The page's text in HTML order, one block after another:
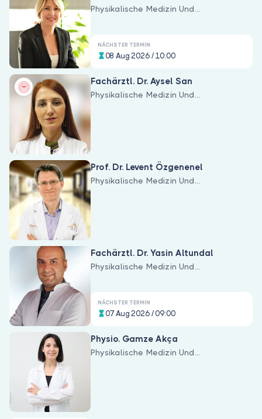
Physikalische Medizin Und
NÄCHSTER TERMIN
08 Aug 2026 / 10:00
Fachärztl. Dr. Aysel San
Physikalische Medizin Und
Prof. Dr. Levent Özgenenel
Physikalische Medizin Und
Rehabilitation
Fachärztl. Dr. Yasin Altundal
Physikalische Medizin Und
NÄCHSTER TERMIN
07 Aug 2026 / 09:00
Physio. Gamze Akça
Physikalische Medizin Und